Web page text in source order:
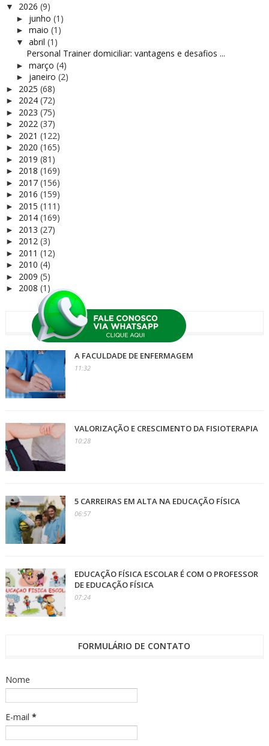
▼ 2026 (9)
► junho (1)
► maio (1)
▼ abril (1)
Personal Trainer domiciliar: vantagens e desafios ...
► março (4)
► janeiro (2)
► 2025 (68)
► 2024 (72)
► 2023 (75)
► 2022 (37)
► 2021 (122)
► 2020 (165)
► 2019 (81)
► 2018 (169)
► 2017 (156)
► 2016 (159)
► 2015 (111)
► 2014 (169)
► 2013 (27)
► 2012 (3)
► 2011 (12)
► 2010 (4)
► 2009 (5)
► 2008 (1)
+ LIDAS
A FACULDADE DE ENFERMAGEM
11:32
VALORIZAÇÃO E CRESCIMENTO DA FISIOTERAPIA
10:28
5 CARREIRAS EM ALTA NA EDUCAÇÃO FÍSICA
06:57
EDUCAÇÃO FÍSICA ESCOLAR É COM O PROFESSOR
DE EDUCAÇÃO FÍSICA
07:24
FORMULÁRIO DE CONTATO
Nome
E-mail *